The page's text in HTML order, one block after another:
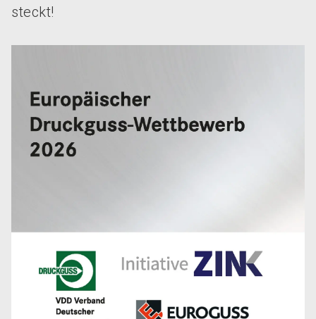
steckt!